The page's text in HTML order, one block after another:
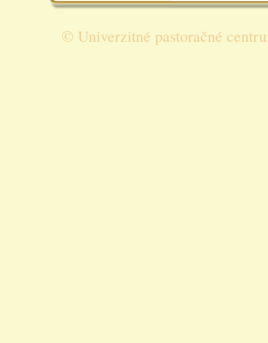
© Univerzitné pastoračné